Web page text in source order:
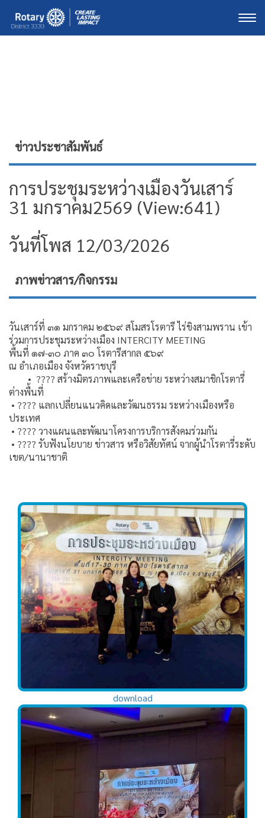
ข่าวประชาสัมพันธ์
การประชุมระหว่างเมืองวันเสาร์
31 มกราคม2569 (View:641)
วันที่โพส 12/03/2026
ภาพข่าวสาร/กิจกรรม
วันเสาร์ที่ ๓๑ มกราคม ๒๕๖๙ สโมสรโรตารี ไร่ขิงสามพราน เข้า
ร่วมการประชุมระหว่างเมือง INTERCITY MEETING
พื้นที่ ๑๗-๓๐ ภาค ๓๐ โรตารีสากล ๕๖๙
ณ อำเภอเมือง จังหวัดราชบุรี
• ???? สร้างมิตรภาพและเครือข่าย ระหว่างสมาชิกโรตารี่
ต่างพื้นที่
• ???? แลกเปลี่ยนแนวคิดและวัฒนธรรม ระหว่างเมืองหรือ
ประเทศ
• ???? วางแผนและพัฒนาโครงการบริการสังคมร่วมกัน
• ???? รับฟังนโยบาย ข่าวสาร หรือวิสัยทัศน์ จากผู้นำโรตารี่ระดับ
เขต/นานาชาติ
download